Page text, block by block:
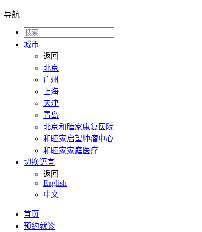
导航
城市
返回
北京
广州
上海
天津
青岛
北京和睦家康复医院
和睦家启望肿瘤中心
和睦家家庭医疗
切换语言
返回
English
中文
首页
预约就诊